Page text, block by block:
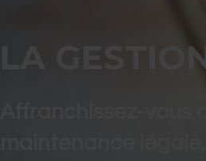
LA
Affranchissez-vous
maintenance